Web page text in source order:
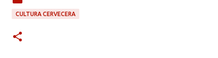
CULTURA CERVECERA